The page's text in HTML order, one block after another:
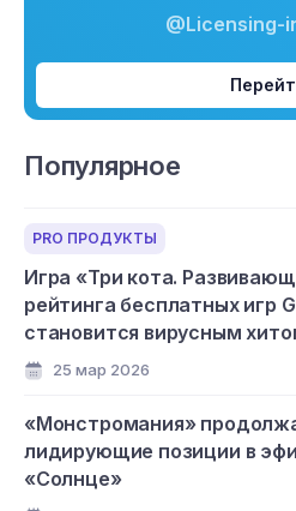
@Licensing-
Популярное
PRO ПРОДУКТЫ
Игра «Три кота.
рейтинга бесплатных игр
становится вирусным
25 мар 2026
«Монстромания»
лидирующие позиции в
«Солнце»